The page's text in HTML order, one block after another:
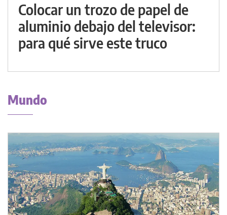
Colocar un trozo de papel de
aluminio debajo del televisor:
para qué sirve este truco
Mundo